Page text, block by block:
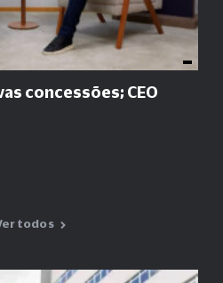
concessões; CEO
todos